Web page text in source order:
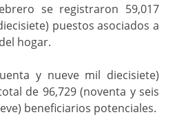
se registraron 59,017
puestos asociados a
hogar.
y nueve mil diecisiete)
de 96,729 (noventa y seis
beneficiarios potenciales.